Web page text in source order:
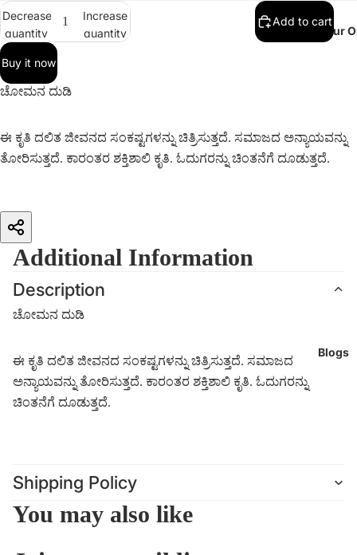
Track Your
Blogs
Decrease
quantity
Increase
quantity
Add to cart
Buy it now
ಚೋಮನ ದುಡಿ
ಈ ಕೃತಿ ದಲಿತ ಜೀವನದ ಸಂಕಷ್ಟಗಳನ್ನು ಚಿತ್ರಿಸುತ್ತದೆ. ಸಮಾಜದ ಅನ್ಯಾಯವನ್ನು
ತೋರಿಸುತ್ತದೆ. ಕಾರಂತರ ಶಕ್ತಿಶಾಲಿ ಕೃತಿ. ಓದುಗರನ್ನು ಚಿಂತನೆಗೆ ದೂಡುತ್ತದೆ.
Additional Information
Description
ಚೋಮನ ದುಡಿ
ಈ ಕೃತಿ ದಲಿತ ಜೀವನದ ಸಂಕಷ್ಟಗಳನ್ನು ಚಿತ್ರಿಸುತ್ತದೆ. ಸಮಾಜದ
ಅನ್ಯಾಯವನ್ನು ತೋರಿಸುತ್ತದೆ. ಕಾರಂತರ ಶಕ್ತಿಶಾಲಿ ಕೃತಿ. ಓದುಗರನ್ನು
ಚಿಂತನೆಗೆ ದೂಡುತ್ತದೆ.
Shipping Policy
You may also like